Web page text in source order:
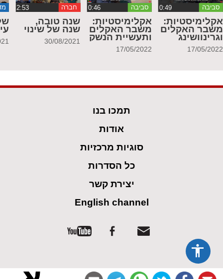
סביבה
אקלימיסטיות:
משבר האקלים
וגרינוושינג
17/05/2022
סביבה ‏0:46
אקלימיסטיות:
משבר האקלים
ותעשיית הנשק
17/05/2022
חברה
שנה טובה,
שנה של שינוי
30/08/2021
תמכו בנו
אודות
סוגיות מרכזיות
כל הסדרות
יצירת קשר
English channel